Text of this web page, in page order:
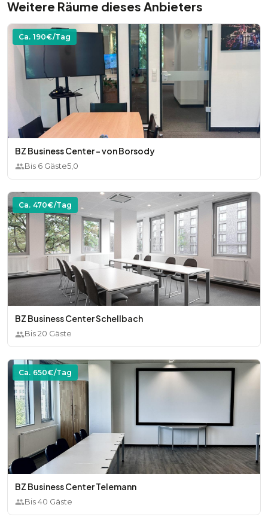
Weitere Räume dieses Anbieters
Ca. 190€/Tag
BZ Business Center - von Borsody
Bis 6 Gäste5,0
Ca. 470€/Tag
BZ Business Center Schellbach
Bis20 Gäste
Ca. 650€/Tag
BZ Business Center Telemann
Bis40 Gäste